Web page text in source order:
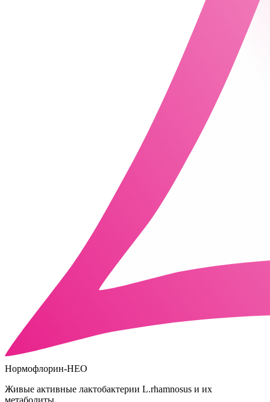
Нормофлорин-НЕО
Живые активные лактобактерии L.rhamnosus и их
метаболиты.